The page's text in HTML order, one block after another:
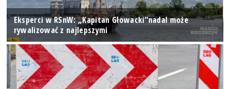
Eksperci w RSnW: „Kapitan Głowacki”nadal może
rywalizować z najlepszymi